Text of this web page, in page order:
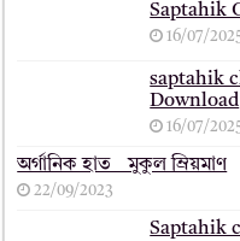
Saptahik
16/07/
saptahik
Download
16/07/
অর্গানিক হাত _ মুকুল ম্রিয়মাণ
22/09/2023
Saptahik